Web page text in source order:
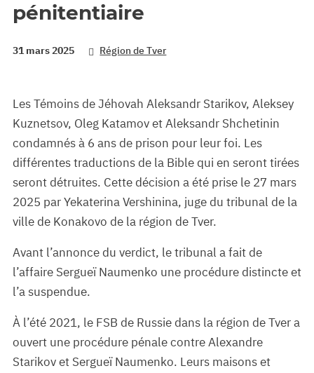
pénitentiaire
31 mars 2025 Région de Tver
Les Témoins de Jéhovah Aleksandr Starikov, Aleksey
Kuznetsov, Oleg Katamov et Aleksandr Shchetinin
condamnés à 6 ans de prison pour leur foi. Les
différentes traductions de la Bible qui en seront tirées
seront détruites. Cette décision a été prise le 27 mars
2025 par Yekaterina Vershinina, juge du tribunal de la
ville de Konakovo de la région de Tver.
Avant l’annonce du verdict, le tribunal a fait de
l’affaire Sergueï Naumenko une procédure distincte et
l’a suspendue.
À l’été 2021, le FSB de Russie dans la région de Tver a
ouvert une procédure pénale contre Alexandre
Starikov et Sergueï Naumenko. Leurs maisons et